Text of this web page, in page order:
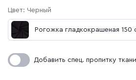
Цвет: Черный
Рогожка гладкокрашеная 150
Рогожка гладкокрашеная 150
Добавить спец. пропитку ткани